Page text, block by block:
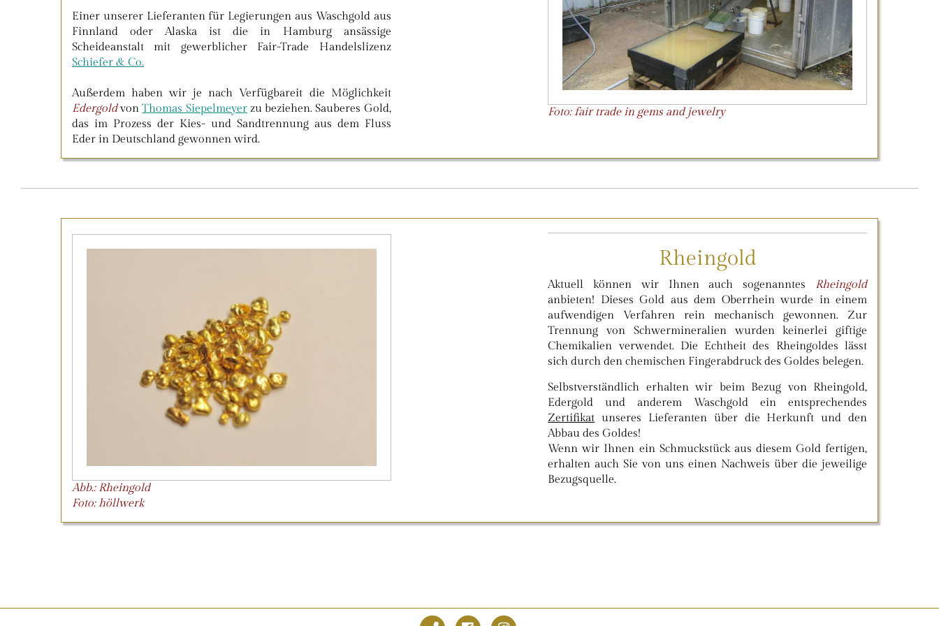
Einer unserer Lieferanten für Legierungen aus Waschgold aus
Finnland oder Alaska ist die in Hamburg ansässige
Scheideanstalt mit gewerblicher Fair-Trade Handelslizenz
Schiefer & Co.
Außerdem haben wir je nach Verfügbareit die Möglichkeit
EdergoldvonThomas Siepelmeyerzu beziehen. Sauberes Gold,
das im Prozess der Kies- und Sandtrennung aus dem Fluss
Eder in Deutschland gewonnen wird.
Foto: fair trade in gems and jewelry
Rheingold
Aktuell können wir Ihnen auch sogenanntes Rheingold
anbieten! Dieses Gold aus dem Oberrhein wurde in einem
aufwendigen Verfahren rein mechanisch gewonnen. Zur
Trennung von Schwermineralien wurden keinerlei giftige
Chemikalien verwendet. Die Echtheit des Rheingoldes lässt
sich durch den chemischen Fingerabdruck des Goldes belegen.
Selbstverständlich erhalten wir beim Bezug von Rheingold,
Edergold und anderem Waschgold ein entsprechendes
Zertifikat unseres Lieferanten über die Herkunft und den
Abbau des Goldes!
Wenn wir Ihnen ein Schmuckstück aus diesem Gold fertigen,
erhalten auch Sie von uns einen Nachweis über die jeweilige
Bezugsquelle.
Abb.: Rheingold
Foto: höllwerk